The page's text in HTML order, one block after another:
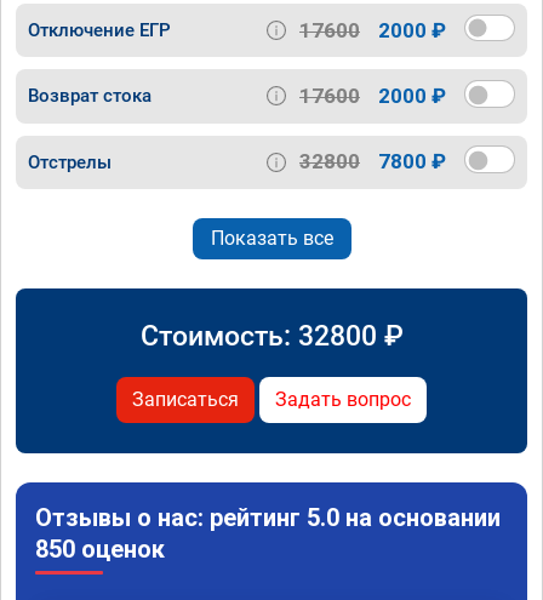
Отключение ЕГР 17600 2000 ₽
Возврат стока 17600 2000 ₽
Отстрелы 32800 7800 ₽
Показать все
Стоимость: 32800 ₽
Записаться Задать вопрос
Отзывы о нас: рейтинг 5.0 на основании
850 оценок